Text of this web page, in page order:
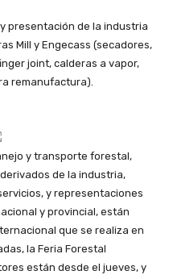
presentación de la industria
Mill y Engecass (secadores,
joint, calderas a vapor,
remanufactura).
y transporte forestal,
de la industria,
y representaciones
y provincial, están
que se realiza en
la Feria Forestal
están desde el jueves, y